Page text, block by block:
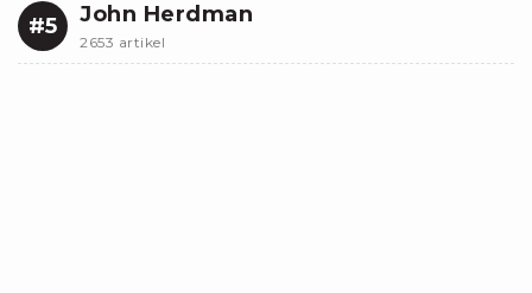
#5 John Herdman
2653 artikel